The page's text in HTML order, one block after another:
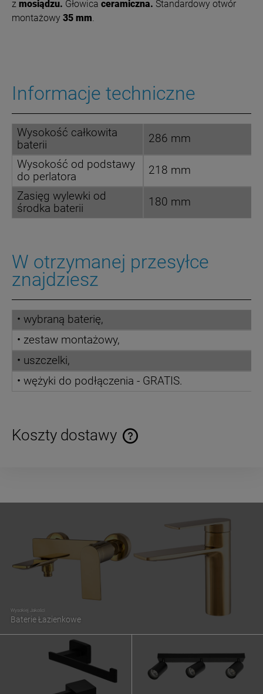
z mosiądzu. Głowica ceramiczna. Standardowy otwór
montażowy 35 mm
Informacje techniczne
Wysokość całkowita
baterii
286 mm
Wysokość od podstawy
do perlatora
218 mm
Zasięg wylewki od
środka baterii
180 mm
W otrzymanej przesyłce
znajdziesz
• wybraną baterię,
• zestaw montażowy,
• uszczelki,
• wężyki do podłączenia - GRATIS.
Koszty dostawy
Cena nie zawiera ewentualnych kosztów płatności
Wysokiej Jakości
Baterie Łazienkowe